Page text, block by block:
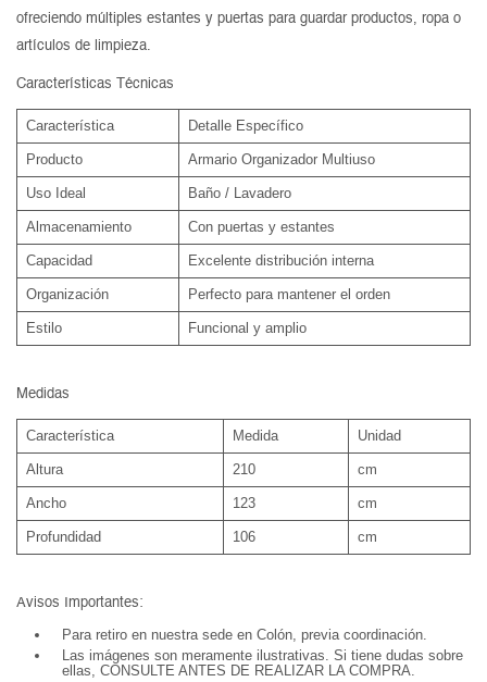
ofreciendo múltiples estantes y puertas para guardar productos, ropa o
artículos de limpieza.
Características Técnicas
Característica Detalle Específico
Producto Armario Organizador Multiuso
Uso Ideal Baño / Lavadero
Almacenamiento Con puertas y estantes
Capacidad Excelente distribución interna
Organización Perfecto para mantener el orden
Estilo Funcional y amplio
Medidas
Característica Medida Unidad
Altura 210 cm
Ancho 123 cm
Profundidad 106 cm
Avisos Importantes:
Para retiro en nuestra sede en Colón, previa coordinación.
Las imágenes son meramente ilustrativas. Si tiene dudas sobre
ellas, CONSULTE ANTES DE REALIZAR LA COMPRA.